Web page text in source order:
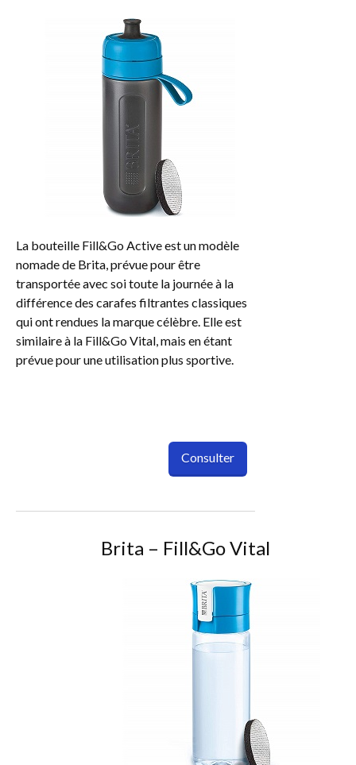
La bouteille Fill&Go Active est un modèle
nomade de Brita, prévue pour être
transportée avec soi toute la journée à la
différence des carafes filtrantes classiques
qui ont rendues la marque célèbre. Elle est
similaire à la Fill&Go Vital, mais en étant
prévue pour une utilisation plus sportive.
Consulter
Brita – Fill&Go Vital